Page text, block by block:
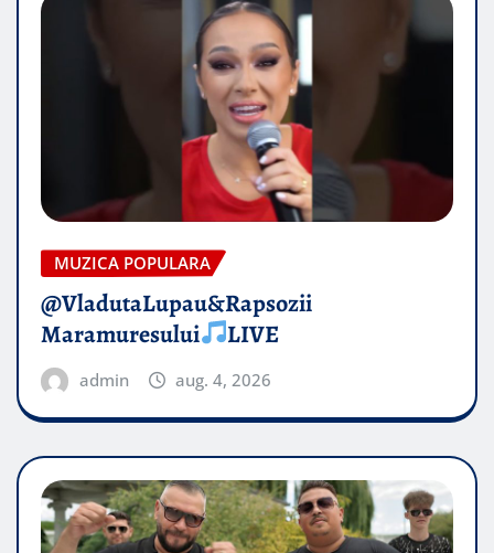
MUZICA POPULARA
@VladutaLupau&Rapsozii
Maramuresului
LIVE
admin aug. 4, 2026